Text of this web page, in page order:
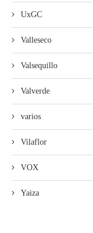
UxGC
Valleseco
Valsequillo
Valverde
varios
Vilaflor
VOX
Yaiza